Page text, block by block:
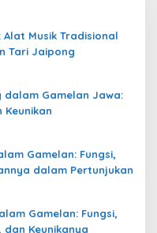
Musik Tradisional
Tari Jaipong
dalam Gamelan Jawa:
Keunikan
Gamelan: Fungsi,
dalam Pertunjukan
Gamelan: Fungsi,
dan Keunikanya